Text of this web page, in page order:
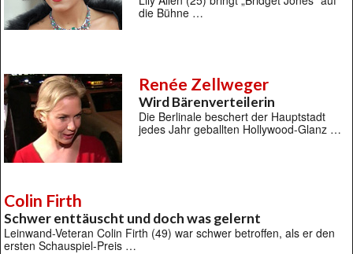
die Bühne …
Renée Zellweger
Wird Bärenverteilerin
Die Berlinale beschert der Hauptstadt
jedes Jahr geballten Hollywood-Glanz …
Colin Firth
Schwer enttäuscht und doch was gelernt
Leinwand-Veteran Colin Firth (49) war schwer betroffen, als er den
ersten Schauspiel-Preis …